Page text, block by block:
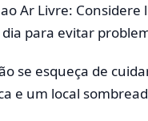
Ar Livre:
para evitar
se esqueça de
e um local